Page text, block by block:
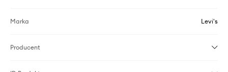
Marka Levi's
Producent